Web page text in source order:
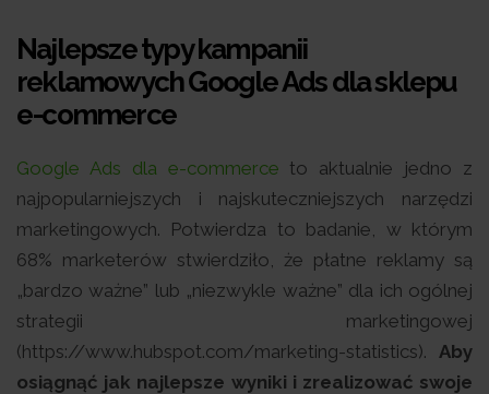
Najlepsze typy kampanii
reklamowych Google Ads dla sklepu
e-commerce
Google Ads dla e-commerce to aktualnie jedno z
najpopularniejszych i najskuteczniejszych narzędzi
marketingowych. Potwierdza to badanie, w którym
68% marketerów stwierdziło, że płatne reklamy są
„bardzo ważne” lub „niezwykle ważne” dla ich ogólnej
strategii marketingowej
(https://www.hubspot.com/marketing-statistics). Aby
osiągnąć jak najlepsze wyniki i zrealizować swoje